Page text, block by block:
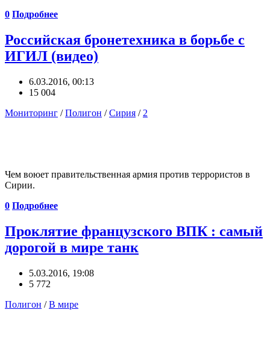
0 Подробнее
Российская бронетехника в борьбе с
ИГИЛ (видео)
6.03.2016, 00:13
15 004
Мониторинг /Полигон /Сирия / 2
Чем воюет правительственная армия против террористов в
Сирии.
0 Подробнее
Проклятие французского ВПК : самый
дорогой в мире танк
5.03.2016, 19:08
5 772
Полигон /В мире